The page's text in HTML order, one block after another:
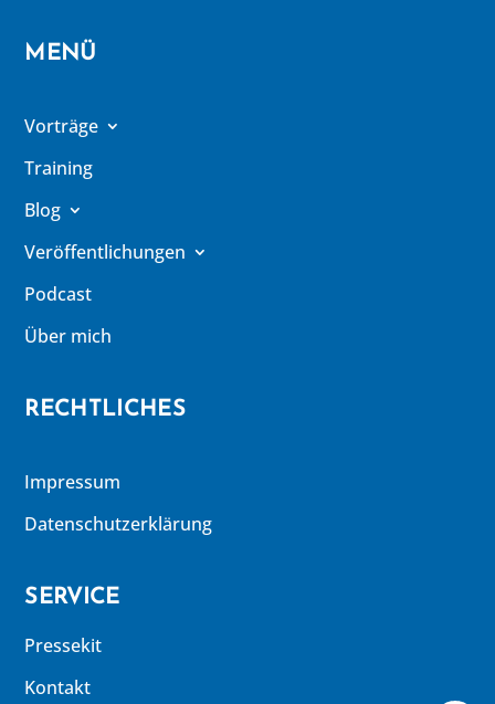
MENÜ
Vorträge
Training
Blog
Veröffentlichungen
Podcast
Über mich
RECHTLICHES
Impressum
Datenschutzerklärung
SERVICE
Pressekit
Kontakt